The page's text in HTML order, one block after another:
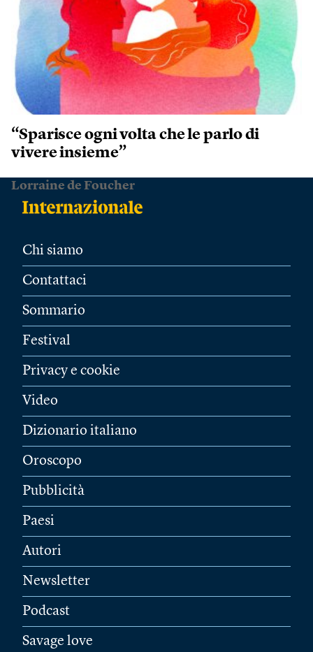
“Sparisce ogni volta che le parlo di
vivere insieme”
Lorraine de Foucher
Chi siamo
Contattaci
Sommario
Festival
Privacy e cookie
Video
Dizionario italiano
Oroscopo
Pubblicità
Paesi
Autori
Newsletter
Podcast
Savage love